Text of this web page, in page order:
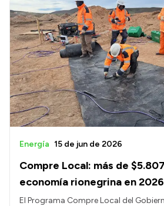
Archivo de noticias
Transparencia
Presupuesto
Boletín Oficial
Compras y licitaciones
Consulta de expedientes
Convocatorias
Intranet
Compre Local: más de
economía rionegrina en 2026
Energía 15 de jun de 2026
El Programa Compre Local del